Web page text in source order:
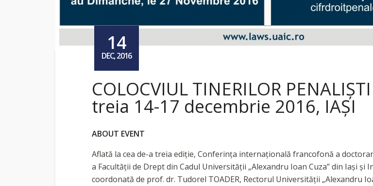
14
DEC, 2016
COLOCVIUL TINERILOR
treia 14-17 decembrie 2016, IAŞI
ABOUT EVENT
Aflată la cea de-a treia ediție, Conferința internațională francofonă a
a Facultății de Drept din Cadul Universității „Alexandru Ioan Cuza” din Iași
coordonată de prof. dr. Tudorel TOADER, Rectorul Universității „Alexandru